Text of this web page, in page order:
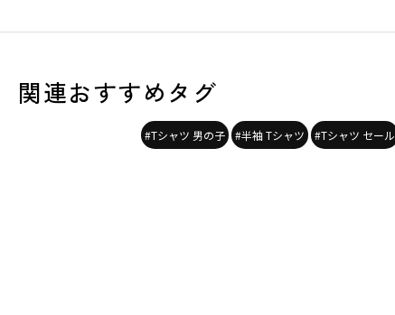
関連おすすめタグ
#Tシャツ 男の子 #半袖 Tシャツ #Tシャツ セール